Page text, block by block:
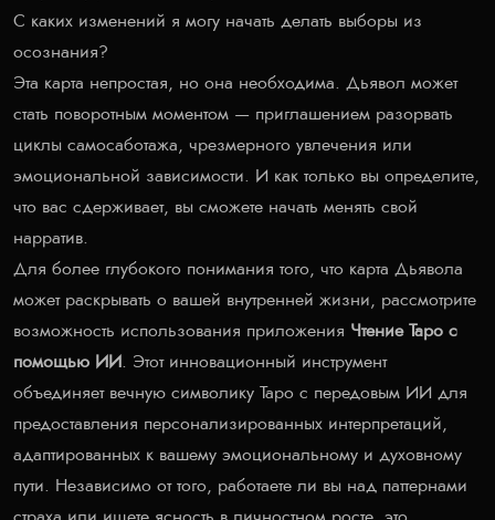
С каких изменений я могу начать делать выборы из
осознания?
Эта карта непростая, но она необходима. Дьявол может
стать поворотным моментом — приглашением разорвать
циклы самосаботажа, чрезмерного увлечения или
эмоциональной зависимости. И как только вы определите,
что вас сдерживает, вы сможете начать менять свой
нарратив.
Для более глубокого понимания того, что карта Дьявола
может раскрывать о вашей внутренней жизни, рассмотрите
возможность использования приложения Чтение Таро с
помощью ИИ . Этот инновационный инструмент
объединяет вечную символику Таро с передовым ИИ для
предоставления персонализированных интерпретаций,
адаптированных к вашему эмоциональному и духовному
пути. Независимо от того, работаете ли вы над паттернами